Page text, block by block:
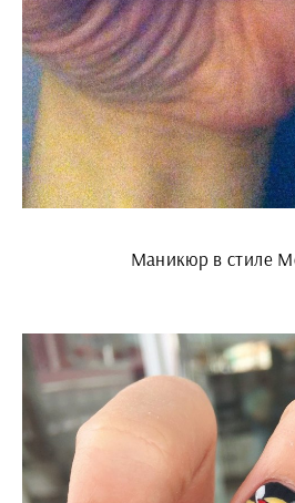
Маникюр в стиле